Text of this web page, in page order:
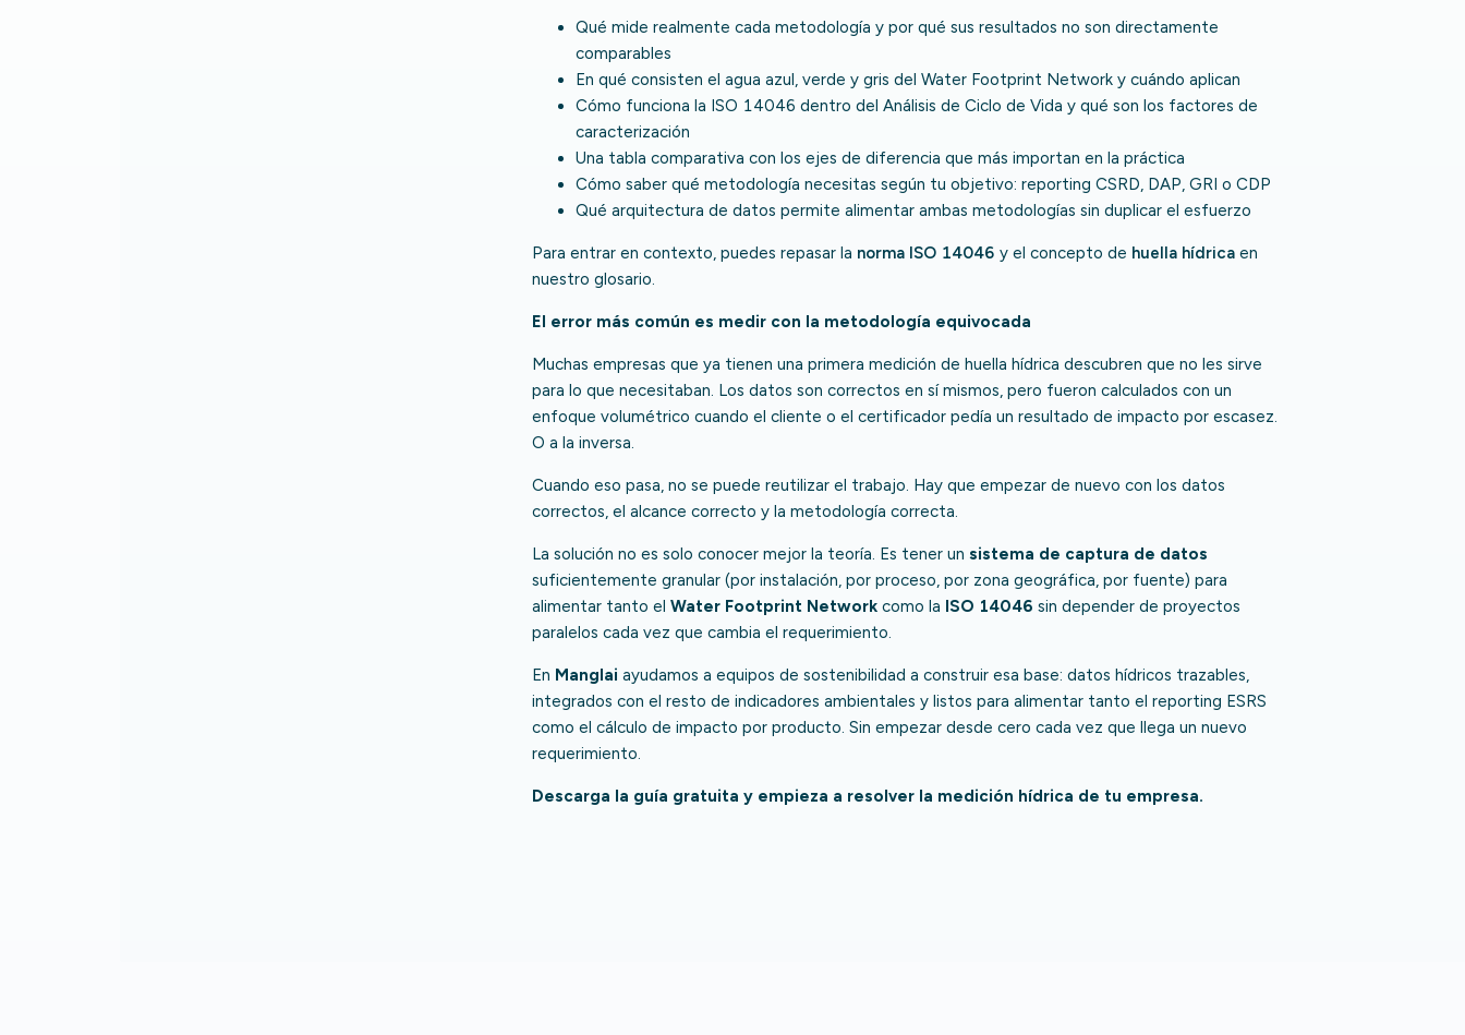
Qué mide realmente cada metodología y por qué sus resultados no son directamente
comparables
En qué consisten el agua azul, verde y gris del Water Footprint Network y cuándo aplican
Cómo funciona la ISO 14046 dentro del Análisis de Ciclo de Vida y qué son los factores de
caracterización
Una tabla comparativa con los ejes de diferencia que más importan en la práctica
Cómo saber qué metodología necesitas según tu objetivo: reporting CSRD, DAP, GRI o CDP
Qué arquitectura de datos permite alimentar ambas metodologías sin duplicar el esfuerzo
Para entrar en contexto, puedes repasar la norma ISO 14046 y el concepto de huella hídricaen
nuestro glosario.
El error más común es medir con la metodología equivocada
Muchas empresas que ya tienen una primera medición de huella hídrica descubren que no les sirve
para lo que necesitaban. Los datos son correctos en sí mismos, pero fueron calculados con un
enfoque volumétrico cuando el cliente o el certificador pedía un resultado de impacto por escasez.
O a la inversa.
Cuando eso pasa, no se puede reutilizar el trabajo. Hay que empezar de nuevo con los datos
correctos, el alcance correcto y la metodología correcta.
La solución no es solo conocer mejor la teoría. Es tener un sistema de captura de datos
suficientemente granular (por instalación, por proceso, por zona geográfica, por fuente) para
alimentar tanto el Water Footprint Networkcomo la ISO 14046 sin depender de proyectos
paralelos cada vez que cambia el requerimiento.
En Manglai ayudamos a equipos de sostenibilidad a construir esa base: datos hídricos trazables,
integrados con el resto de indicadores ambientales y listos para alimentar tanto el reporting ESRS
como el cálculo de impacto por producto. Sin empezar desde cero cada vez que llega un nuevo
requerimiento.
Descarga la guía gratuita y empieza a resolver la medición hídrica de tu empresa.